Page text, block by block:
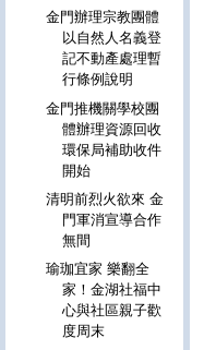
金門辦理宗教團體
以自然人名義登
記不動產處理暫
行條例說明
金門推機關學校團
體辦理資源回收
環保局補助收件
開始
清明前烈火欲來 金
門軍消宣導合作
無間
瑜珈宜家 樂翻全
家！金湖社福中
心與社區親子歡
度周末